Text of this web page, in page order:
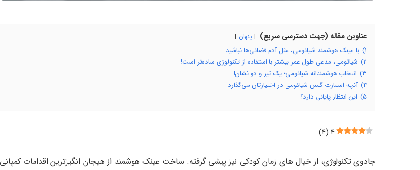
عناوین مقاله (جهت دسترسی سریع) پنهان
۱) با عینک هوشمند شیائومی، مثل آدم فضائی‌ها نباشید
۲) شیائومی، مدعی طول عمر بیشتر با استفاده از تکنولوژی ساده‌تر است!
۳) انتخاب هوشمندانه‌ شیائومی؛ یک تیر و دو نشان!
۴) آنچه اسمارت گلس شیائومی در اختیارتان می‌گذارد
۵) این انتظار پایانی دارد؟
۴ (۴)
جادوی تکنولوژی، از خیال‌ های زمان کودکی نیز پیشی گرفته. ساخت عینک‌ هوشمند از هیجان انگیزترین اقدامات کمپانی‌